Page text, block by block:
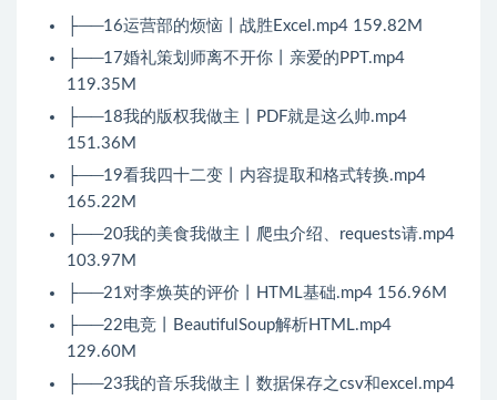
├──16运营部的烦恼丨战胜Excel.mp4 159.82M
├──17婚礼策划师离不开你丨亲爱的PPT.mp4
119.35M
├──18我的版权我做主丨PDF就是这么帅.mp4
151.36M
├──19看我四十二变丨内容提取和格式转换.mp4
165.22M
├──20我的美食我做主丨爬虫介绍、requests请.mp4
103.97M
├──21对李焕英的评价丨HTML基础.mp4 156.96M
├──22电竞丨BeautifulSoup解析HTML.mp4
129.60M
├──23我的音乐我做主丨数据保存之csv和excel.mp4